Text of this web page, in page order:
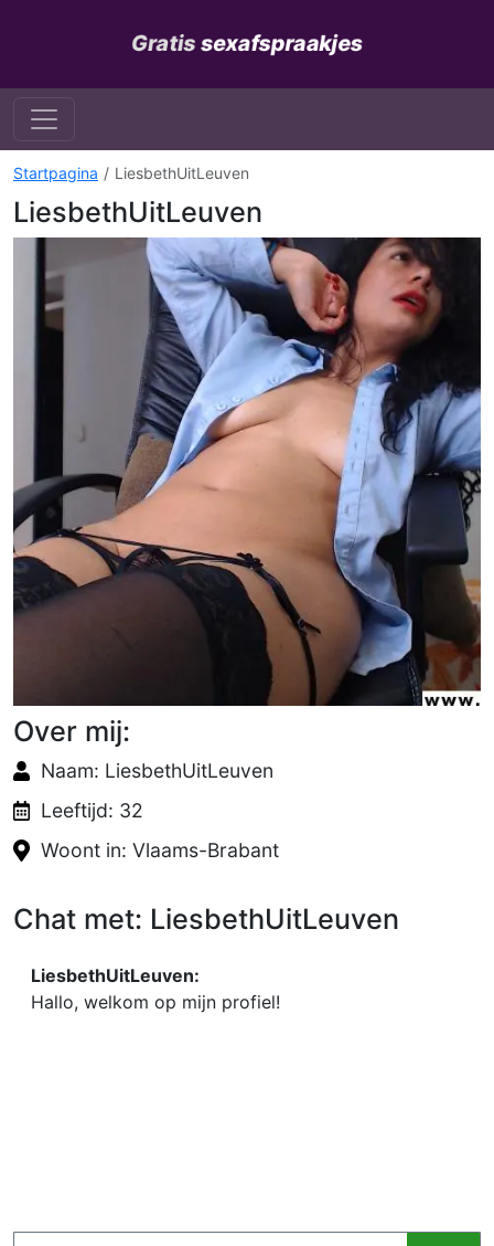
Startpagina LiesbethUitLeuven
LiesbethUitLeuven
Over mij:
Naam: LiesbethUitLeuven
Leeftijd: 32
Woont in: Vlaams-Brabant
Chat met: LiesbethUitLeuven
LiesbethUitLeuven:
Hallo, welkom op mijn profiel!